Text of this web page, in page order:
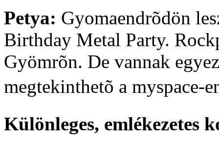
Petya: Gyomaendrõdön
Birthday Metal Party.
Gyömrõn. De vannak
megtekinthetõ a myspace-
Különleges, emlékezetes